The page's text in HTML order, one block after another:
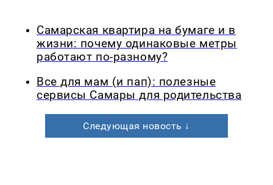
Самарская квартира на бумаге и в
жизни: почему одинаковые метры
работают по-разному?
Все для мам (и пап): полезные
сервисы Самары для родительства
Следующая новость ↓